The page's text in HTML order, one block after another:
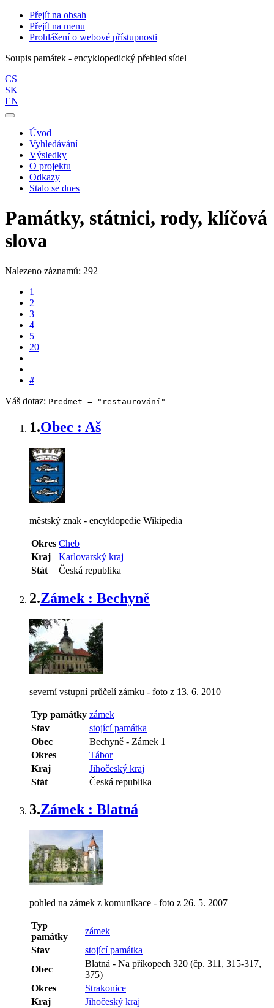
Přejít na obsah
Přejít na menu
Prohlášení o webové přístupnosti
Soupis památek - encyklopedický přehled sídel
CS
SK
EN
Úvod
Vyhledávání
Výsledky
O projektu
Odkazy
Stalo se dnes
Památky, státnici, rody, klíčová
slova
Nalezeno záznamů: 292
1
2
3
4
5
20
#
Váš dotaz: Predmet = "restaurování"
1.Obec : Aš
městský znak - encyklopedie Wikipedia
Okres Cheb
Kraj
Karlovarský kraj
Stát
Česká republika
2.Zámek : Bechyně
severní vstupní průčelí zámku - foto z 13. 6. 2010
Typ památky zámek
Stav
stojící památka
Obec
Bechyně - Zámek 1
Okres
Tábor
Kraj
Jihočeský kraj
Stát
Česká republika
3.Zámek : Blatná
pohled na zámek z komunikace - foto z 26. 5. 2007
Typ
památky
zámek
Stav
stojící památka
Obec
Blatná - Na příkopech 320 (čp. 311, 315-317,
375)
Okres
Strakonice
Kraj
Jihočeský kraj